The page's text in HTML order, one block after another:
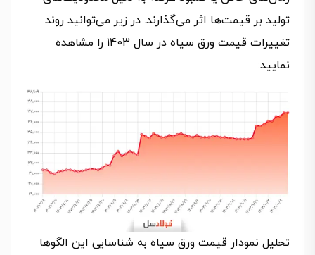
تولید بر قیمت‌ها اثر می‌گذارند. در زیر می‌توانید روند
تغییرات قیمت ورق سیاه در سال 1403 را مشاهده
نمایید:
تحلیل نمودار قیمت ورق سیاه به شناسایی این الگوها